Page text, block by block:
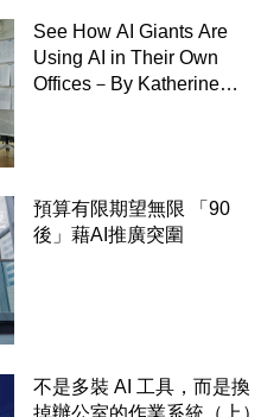
See How AI Giants Are
Using AI in Their Own
Offices－By Katherine
預算有限期望無限 「90
後」藉AI推廣突圍
不是多裝 AI 工具，而是換